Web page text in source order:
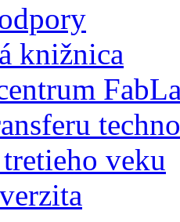
knižnica
veku